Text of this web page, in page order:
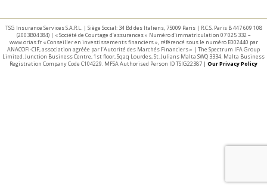
TSG Insurance Services S.A.R.L. | Siège Social: 34 Bd des Italiens, 75009 Paris | R.C.S. Paris B 447 609 108
(2003B04384) | « Société de Courtage d’assurances » Numéro d’immatriculation 07 025 332 –
www.orias.fr « Conseiller en investissements financiers », référencé sous le numéro E002440 par
ANACOFI-CIF, association agréée par l’Autorité des Marchés Financiers » | The Spectrum IFA Group
Limited. Junction Business Centre, 1st floor, Sqaq Lourdes, St. Julians Malta SWQ 3334. Malta Business
Registration Company Code C104229. MFSA Authorised Person ID TSIG22387 | Our Privacy Policy